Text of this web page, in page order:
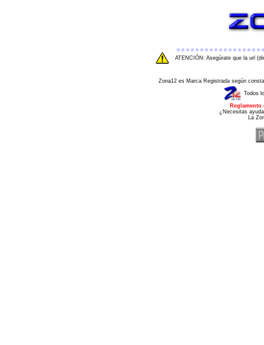
ATENCIÓN: Asegúrate que la url
Zona12 es Marca Registrada según
Todos
¿Necesitas
La